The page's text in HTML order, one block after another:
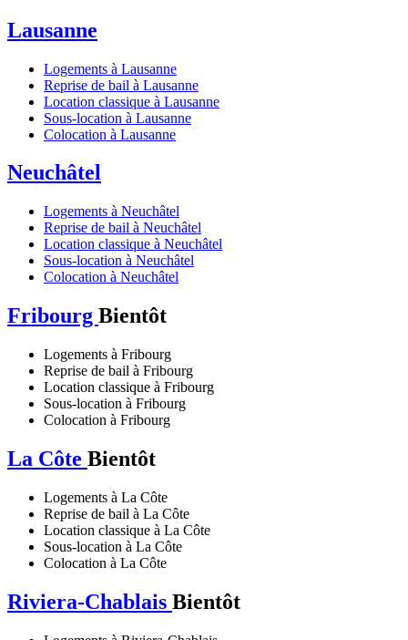
Lausanne
Logements à Lausanne
Reprise de bail à Lausanne
Location classique à Lausanne
Sous-location à Lausanne
Colocation à Lausanne
Neuchâtel
Logements à Neuchâtel
Reprise de bail à Neuchâtel
Location classique à Neuchâtel
Sous-location à Neuchâtel
Colocation à Neuchâtel
Fribourg Bientôt
Logements à Fribourg
Reprise de bail à Fribourg
Location classique à Fribourg
Sous-location à Fribourg
Colocation à Fribourg
La Côte Bientôt
Logements à La Côte
Reprise de bail à La Côte
Location classique à La Côte
Sous-location à La Côte
Colocation à La Côte
Riviera-Chablais Bientôt